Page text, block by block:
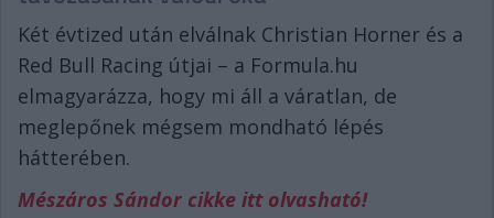
Két évtized után elválnak Christian Horner és a
Red Bull Racing útjai – a Formula.hu
elmagyarázza, hogy mi áll a váratlan, de
meglepőnek mégsem mondható lépés
hátterében.
Mészáros Sándor cikke itt olvasható!